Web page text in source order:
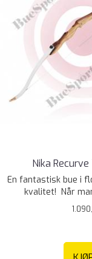
Nika
En fantastisk bue i
kvalitet! Når